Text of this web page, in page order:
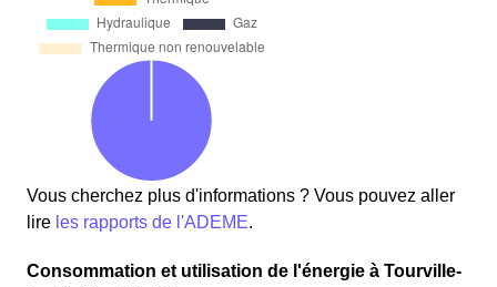
Vous cherchez plus d'informations ? Vous pouvez aller
lire les rapports de l'ADEME.
Consommation et utilisation de l'énergie à Tourville-